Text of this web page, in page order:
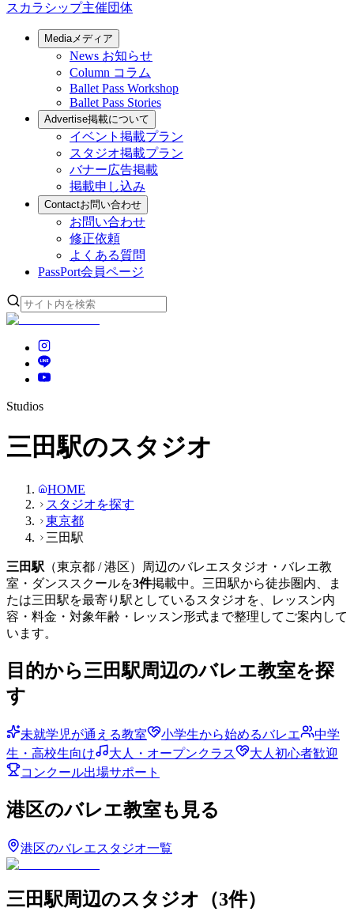
スカラシップ主催団体
Mediaメディア
News お知らせ
Column コラム
Ballet Pass Workshop
Ballet Pass Stories
Advertise掲載について
イベント掲載プラン
スタジオ掲載プラン
バナー広告掲載
掲載申し込み
Contactお問い合わせ
お問い合わせ
修正依頼
よくある質問
PassPort会員ページ
Studios
三田駅のスタジオ
HOME
スタジオを探す
東京都
三田駅
三田駅 （東京都 / 港区）周辺のバレエスタジオ・バレエ教
室・ダンススクールを3件掲載中。 三田駅から徒歩圏内、ま
たは三田駅を最寄り駅としているスタジオを、レッスン内
容・料金・対象年齢・レッスン形式まで整理してご案内して
います。
目的から三田駅周辺のバレエ教室を探
す
未就学児が通える教室 小学生から始めるバレエ
中学
生・高校生向け
大人・オープンクラス
大人初心者歓迎
コンクール出場サポート
港区のバレエ教室も見る
港区のバレエスタジオ一覧
三田駅周辺のスタジオ （3件）